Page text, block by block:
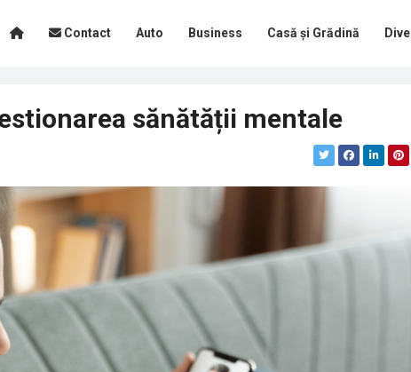
Contact Auto Business Casă și Grădină
sănătății mentale